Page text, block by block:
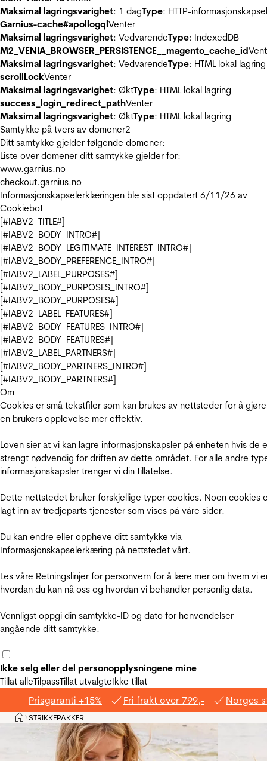
Maksimal lagringsvarighet: 1 dagType: HTTP-informasjonskapsel
Garnius-cache#apollogqlVenter
Maksimal lagringsvarighet: VedvarendeType: IndexedDB
M2_VENIA_BROWSER_PERSISTENCE__magento_cache_id
Maksimal lagringsvarighet: VedvarendeType: HTML lokal lagring
scrollLockVenter
Maksimal lagringsvarighet: ØktType: HTML lokal lagring
success_login_redirect_pathVenter
Maksimal lagringsvarighet: ØktType: HTML lokal lagring
Samtykke på tvers av domener2
Ditt samtykke gjelder følgende domener:
Liste over domener ditt samtykke gjelder for:
www.garnius.no
checkout.garnius.no
Informasjonskapselerklæringen ble sist oppdatert 6/11/26 av
Cookiebot
[#IABV2_TITLE#]
[#IABV2_BODY_INTRO#]
[#IABV2_BODY_LEGITIMATE_INTEREST_INTRO#]
[#IABV2_BODY_PREFERENCE_INTRO#]
[#IABV2_LABEL_PURPOSES#]
[#IABV2_BODY_PURPOSES_INTRO#]
[#IABV2_BODY_PURPOSES#]
[#IABV2_LABEL_FEATURES#]
[#IABV2_BODY_FEATURES_INTRO#]
[#IABV2_BODY_FEATURES#]
[#IABV2_LABEL_PARTNERS#]
[#IABV2_BODY_PARTNERS_INTRO#]
[#IABV2_BODY_PARTNERS#]
Om
Cookies er små tekstfiler som kan brukes av nettsteder for å gjøre
en brukers opplevelse mer effektiv.
Loven sier at vi kan lagre informasjonskapsler på enheten hvis de
strengt nødvendig for driften av dette området. For alle andre
informasjonskapsler trenger vi din tillatelse.
Dette nettstedet bruker forskjellige typer cookies. Noen cookies
lagt inn av tredjeparts tjenester som vises på våre sider.
Du kan endre eller oppheve ditt samtykke via
Informasjonskapselerkæring på nettstedet vårt.
Les våre Retningslinjer for personvern for å lære mer om hvem vi
hvordan du kan nå oss og hvordan vi behandler personlig data.
Vennligst oppgi din samtykke-ID og dato for henvendelser
angående ditt samtykke.
Ikke selg eller del personopplysningene mine
Tillat alleTilpassTillat utvalgteIkke tillat
Prisgaranti +15% Fri frakt over 799,- Norges
Hjem
>STRIKKEPAKKER